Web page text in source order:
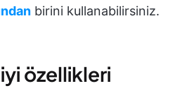
birini kullanabilirsiniz.
özellikleri